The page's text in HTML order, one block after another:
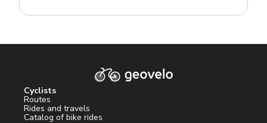
Cyclists
Routes
Rides and travels
Catalog of bike rides